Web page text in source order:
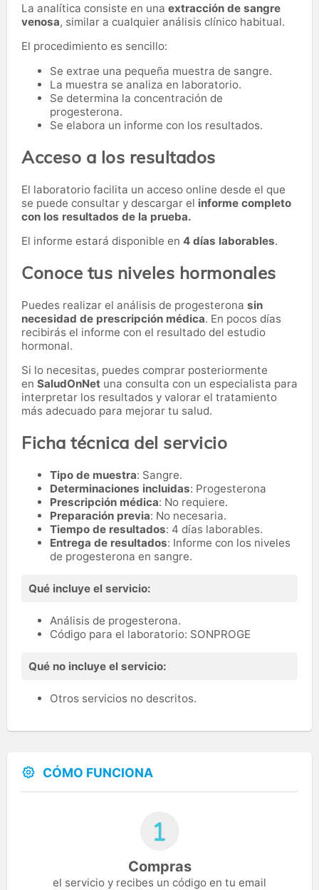
La analítica consiste en una extracción de sangre
venosa, similar a cualquier análisis clínico habitual.
El procedimiento es sencillo:
Se extrae una pequeña muestra de sangre.
La muestra se analiza en laboratorio.
Se determina la concentración de
progesterona.
Se elabora un informe con los resultados.
Acceso a los resultados
El laboratorio facilita un acceso online desde el que
se puede consultar y descargar el informe completo
con los resultados de la prueba.
El informe estará disponible en 4 días laborables.
Conoce tus niveles hormonales
Puedes realizar el análisis de progesterona sin
necesidad de prescripción médica. En pocos días
recibirás el informe con el resultado del estudio
hormonal.
Si lo necesitas, puedes comprar posteriormente
en SaludOnNet una consulta con un especialista para
interpretar los resultados y valorar el tratamiento
más adecuado para mejorar tu salud.
Ficha técnica del servicio
Tipo de muestra: Sangre.
Determinaciones incluidas: Progesterona
Prescripción médica: No requiere.
Preparación previa: No necesaria.
Tiempo de resultados: 4 días laborables.
Entrega de resultados: Informe con los niveles
de progesterona en sangre.
Qué incluye el servicio:
Análisis de progesterona.
Código para el laboratorio: SONPROGE
Qué no incluye el servicio:
Otros servicios no descritos.
CÓMO FUNCIONA
Compras
el servicio y recibes un código en tu email